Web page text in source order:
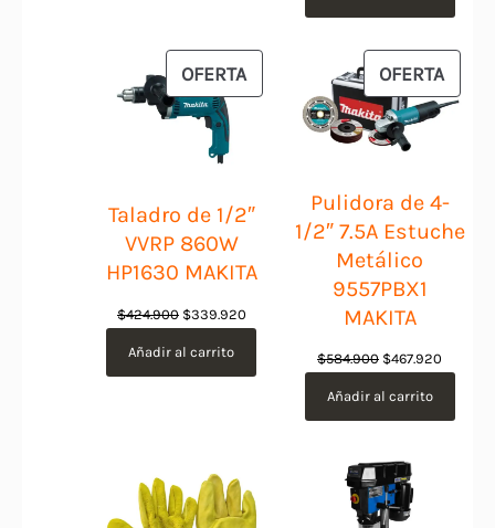
OFERTAPRODUCTO
Taladro de 1/2″
VVRP 860W
HP1630 MAKITA
$424.900 El
$339.920El
$339.920.
Añadir al carrito
OFERTA
EN
Pulidora de 4-
1/2″ 7.5A Estuche
Metálico
9557PBX1
MAKITA
$584.900 El
$584.900.
$467.920
Añadir al carrito